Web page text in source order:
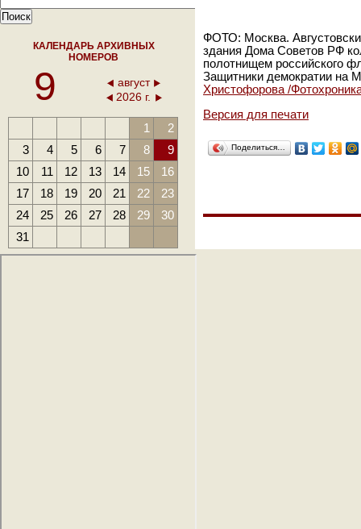
КАЛЕНДАРЬ АРХИВНЫХ
НОМЕРОВ
9
август
2026 г.
1
2
3
4 5 6 7 8
9
10
11 12 13 14 15
16
17
18 19 20 21 22
23
24
25 26 27 28 29
30
31
ФОТО: Москва.
здания Дома Советов РФ
полотнищем российского
Защитники демократии на
Христофорова /
Версия для печати
Поделиться…